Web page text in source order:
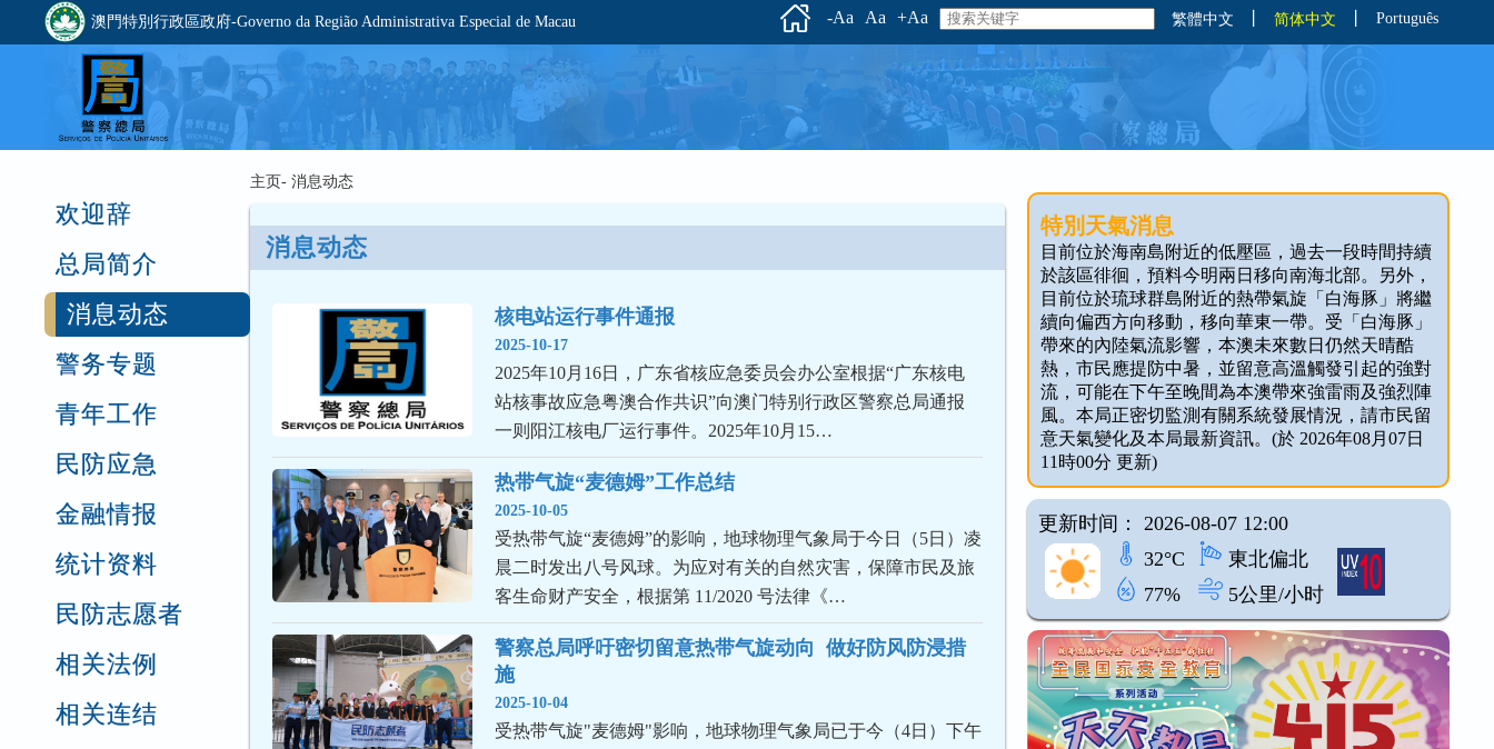
澳門特別行政區政府-Governo da Região Administrativa Especial de Macau -Aa Aa +Aa 繁體中文 简体中文 Português
欢迎辞
总局简介
消息动态
警务专题
青年工作
民防应急
金融情报
统计资料
民防志愿者
相关法例
相关连结
主页- 消息动态
消息动态
核电站运行事件通报
2025-10-17
2025年10月16日，广东省核应急委员会办公室根据“广东核电
站核事故应急粤澳合作共识”向澳门特别行政区警察总局通报
一则阳江核电厂运行事件。2025年10月15…
热带气旋“麦德姆”工作总结
2025-10-05
受热带气旋“麦德姆”的影响，地球物理气象局于今日（5日）凌
晨二时发出八号风球。为应对有关的自然灾害，保障市民及旅
客生命财产安全，根据第 11/2020 号法律《…
警察总局呼吁密切留意热带气旋动向  做好防风防浸措
施
2025-10-04
受热带气旋"麦德姆"影响，地球物理气象局已于今（4日）下午
特別天氣消息
目前位於海南島附近的低壓區，過去一段時間持續
於該區徘徊，預料今明兩日移向南海北部。另外，
目前位於琉球群島附近的熱帶氣旋「白海豚」將繼
續向偏西方向移動，移向華東一帶。受「白海豚」
帶來的內陸氣流影響，本澳未來數日仍然天晴酷
熱，市民應提防中暑，並留意高溫觸發引起的強對
流，可能在下午至晚間為本澳帶來強雷雨及強烈陣
風。本局正密切監測有關系統發展情況，請市民留
意天氣變化及本局最新資訊。(於 2026年08月07日
11時00分 更新)
更新时间： 2026-08-07 12:00
32°C
東北偏北
77%
5公里/小时